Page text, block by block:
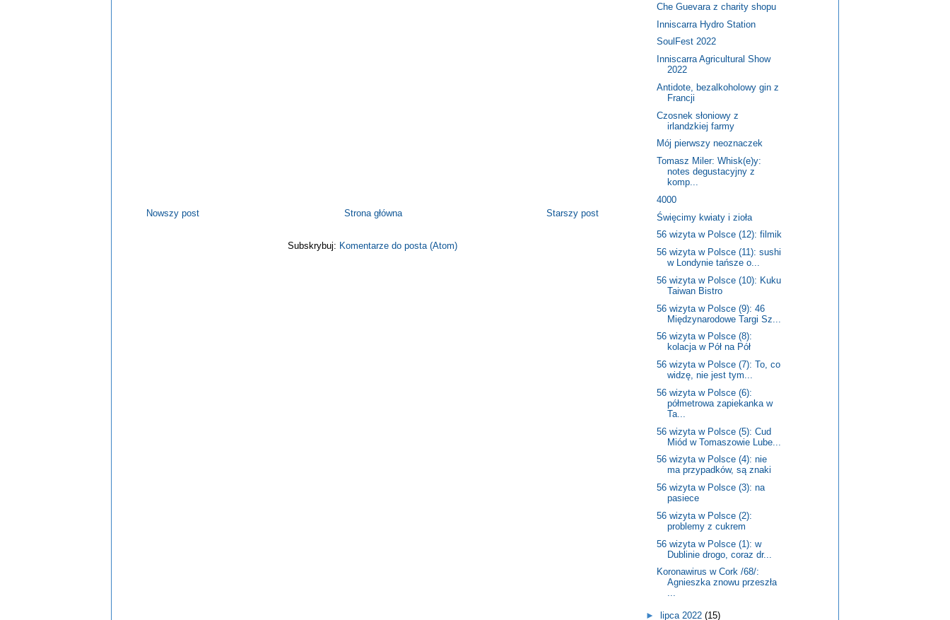
Nowszy post Starszy post
Strona główna
Subskrybuj: Komentarze do posta (Atom)
Che Guevara z charity shopu
Inniscarra Hydro Station
SoulFest 2022
Inniscarra Agricultural Show
2022
Antidote, bezalkoholowy gin z
Francji
Czosnek słoniowy z
irlandzkiej farmy
Mój pierwszy neoznaczek
Tomasz Miler: Whisk(e)y:
notes degustacyjny z
komp...
4000
Święcimy kwiaty i zioła
56 wizyta w Polsce (12): filmik
56 wizyta w Polsce (11): sushi
w Londynie tańsze o...
56 wizyta w Polsce (10): Kuku
Taiwan Bistro
56 wizyta w Polsce (9): 46
Międzynarodowe Targi Sz...
56 wizyta w Polsce (8):
kolacja w Pół na Pół
56 wizyta w Polsce (7): To, co
widzę, nie jest tym...
56 wizyta w Polsce (6):
półmetrowa zapiekanka w
Ta...
56 wizyta w Polsce (5): Cud
Miód w Tomaszowie Lube...
56 wizyta w Polsce (4): nie
ma przypadków, są znaki
56 wizyta w Polsce (3): na
pasiece
56 wizyta w Polsce (2):
problemy z cukrem
56 wizyta w Polsce (1): w
Dublinie drogo, coraz dr...
Koronawirus w Cork /68/:
Agnieszka znowu przeszła
...
► lipca 2022 (15)